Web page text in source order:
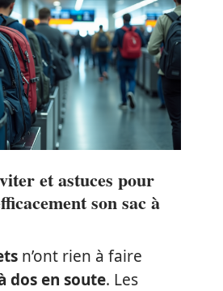
et astuces pour
son sac à
n’ont rien à faire
dos en soute. Les